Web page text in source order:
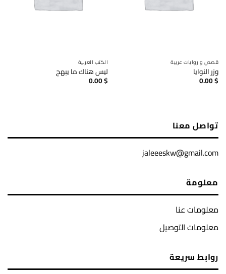
قصص و روايات عربية
وزر النوايا
0.00$
الكتب العربية
ليس هناك ما يبهج
0.00$
تواصل معنا
jaleeeskw@gmail.com
معلومة
معلومات عنا
معلومات التوصيل
روابط سريعة